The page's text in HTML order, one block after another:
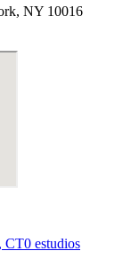
NY 10016
CT0 estudios